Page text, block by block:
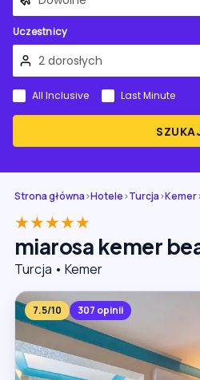
Uczestnicy
All Inclusive Last Minute
Strona główna›Hotele›Turcja›Kemer
★★★★★
miarosa kemer
Turcja • Kemer
7.5/10 307 opinii